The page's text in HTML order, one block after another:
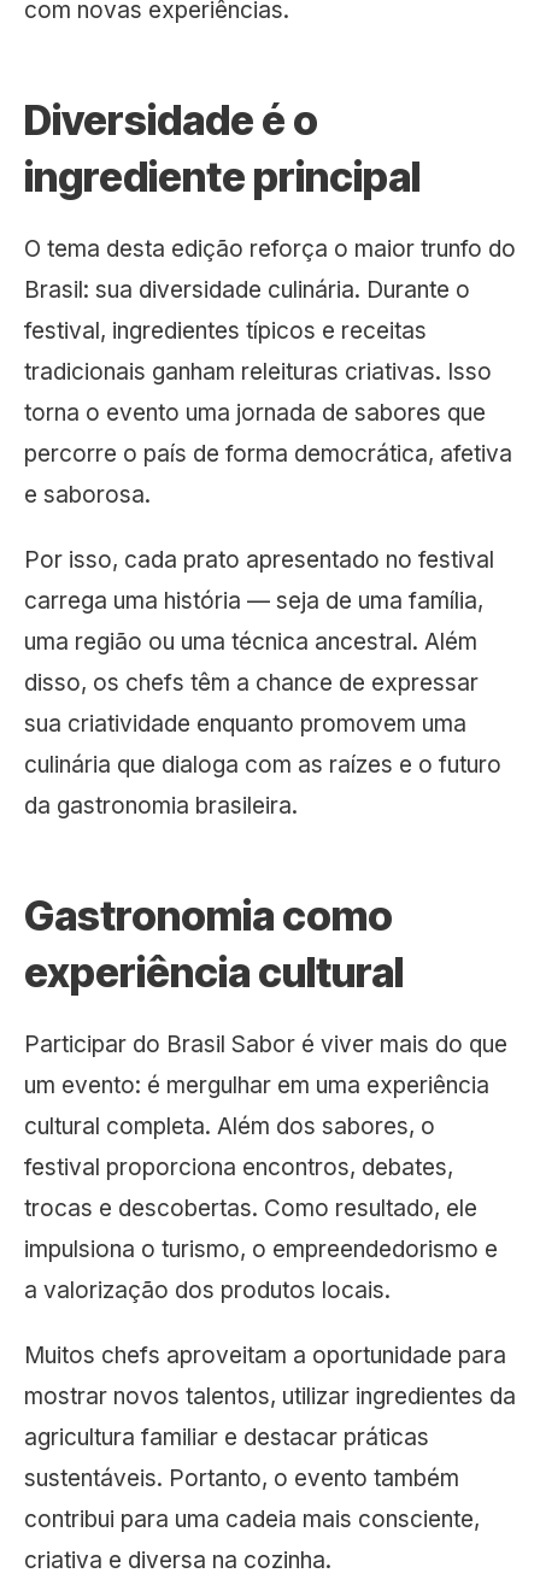
com novas experiências.
Diversidade é o
ingrediente principal
O tema desta edição reforça o maior trunfo do
Brasil: sua diversidade culinária. Durante o
festival, ingredientes típicos e receitas
tradicionais ganham releituras criativas. Isso
torna o evento uma jornada de sabores que
percorre o país de forma democrática, afetiva
e saborosa.
Por isso, cada prato apresentado no festival
carrega uma história — seja de uma família,
uma região ou uma técnica ancestral. Além
disso, os chefs têm a chance de expressar
sua criatividade enquanto promovem uma
culinária que dialoga com as raízes e o futuro
da gastronomia brasileira.
Gastronomia como
experiência cultural
Participar do Brasil Sabor é viver mais do que
um evento: é mergulhar em uma experiência
cultural completa. Além dos sabores, o
festival proporciona encontros, debates,
trocas e descobertas. Como resultado, ele
impulsiona o turismo, o empreendedorismo e
a valorização dos produtos locais.
Muitos chefs aproveitam a oportunidade para
mostrar novos talentos, utilizar ingredientes da
agricultura familiar e destacar práticas
sustentáveis. Portanto, o evento também
contribui para uma cadeia mais consciente,
criativa e diversa na cozinha.